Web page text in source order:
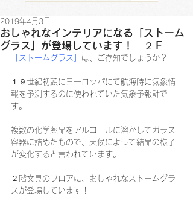
おしゃれなインテリアになる「ストーム
グラス」が登場しています！ ２Ｆ
2019年4月3日
「ストームグラス」 は、ご存知でしょうか？
１９世紀初頭にヨーロッパにて航海時に気象情
報を予測するのに使われていた気象予報計で
す。
複数の化学薬品をアルコールに溶かしてガラス
容器に詰めたもので、天候によって結晶の様子
が変化すると言われています。
２階文具のフロアに、おしゃれなストームグラ
スが登場しています！